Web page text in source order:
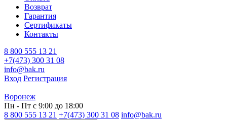
Возврат
Гарантия
Сертификаты
Контакты
8 800 555 13 21
+7(473) 300 31 08
info@bak.ru
Вход Регистрация
Воронеж
Пн - Пт с 9:00 до 18:00
8 800 555 13 21 +7(473) 300 31 08 info@bak.ru